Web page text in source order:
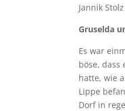
Jannik Stolz
Gruselda
Es war
böse,
hatte, wie
Lippe
Dorf in